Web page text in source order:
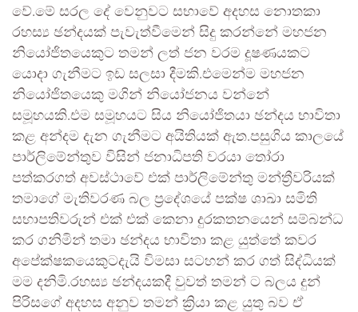
වේ.මේ සරල දේ වෙනුවට සභාවේ අදහස නොතකා
රහස්‍ය ඡන්දයක් පැවැත්වීමෙන් සිදු කරන්නේ මහජන
නියෝජිතයෙකුට තමන් ලත් ජන වරම දූෂණයකට
යොදා ගැනීමට ඉඩ සලසා දීමකි.එමෙන්ම මහජන
නියෝජිතයෙකු මගින් නියෝජනය වන්නේ
සමූහයකි.එම සමූහයට සිය නියෝජිතයා ඡන්දය භාවිතා
කළ අන්දම දැන ගැනීමට අයිතියක් ඇත.පසුගිය කාලයේ
පාර්ලිමේන්තුව විසින් ජනාධිපති වරයා තෝරා
පත්කරගත් අවස්ථාවේ එක් පාර්ලිමේන්තු මන්ත්‍රීවරියක්
තමාගේ මැතිවරණ බල ප්‍රදේශයේ පක්ෂ ශාඛා සමිති
සභාපතිවරුන් එක් එක් කෙනා දුරකතනයෙන් සම්බන්ධ
කර ගනිමින් තමා ඡන්දය භාවිතා කළ යුත්තේ කවර
අපේක්ෂකයෙකුටදැයි විමසා සටහන් කර ගත් සිද්ධියක්
මම දනිමි.රහස්‍ය ඡන්දයකදී වුවත් තමන් ට බලය දුන්
පිරිසගේ අදහස අනුව තමන් ක්‍රියා කළ යුතු බව ඒ